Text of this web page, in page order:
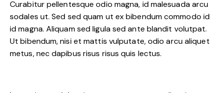
Curabitur pellentesque odio magna, id malesuada arcu
sodales ut. Sed sed quam ut ex bibendum commodo id
id magna. Aliquam sed ligula sed ante blandit volutpat.
Ut bibendum, nisi et mattis vulputate, odio arcu aliquet
metus, nec dapibus risus risus quis lectus.